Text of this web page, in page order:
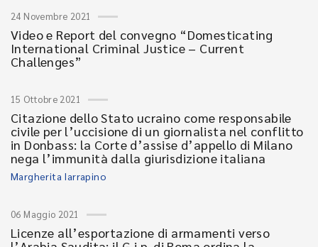
24 Novembre 2021
Video e Report del convegno “Domesticating
International Criminal Justice – Current
Challenges”
15 Ottobre 2021
Citazione dello Stato ucraino come responsabile
civile per l’uccisione di un giornalista nel conflitto
in Donbass: la Corte d’assise d’appello di Milano
nega l’immunità dalla giurisdizione italiana
Margherita Iarrapino
06 Maggio 2021
Licenze all’esportazione di armamenti verso